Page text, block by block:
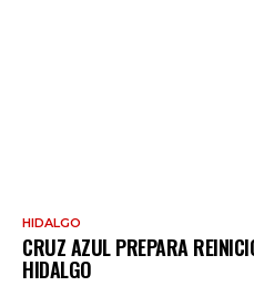
HIDALGO
CRUZ AZUL PREPARA
HIDALGO